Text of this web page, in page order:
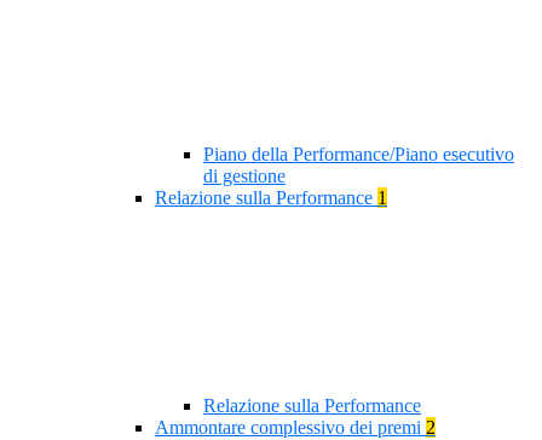
Piano della Performance/Piano esecutivo
di gestione
Relazione sulla Performance 1
Relazione sulla Performance
Ammontare complessivo dei premi 2